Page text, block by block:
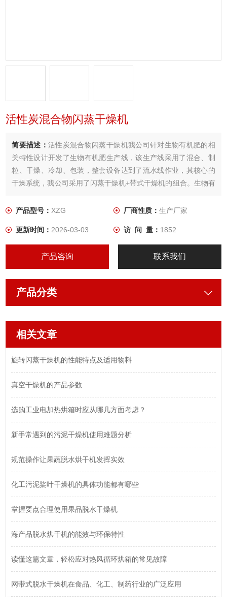
活性炭混合物闪蒸干燥机
简要描述： 活性炭混合物闪蒸干燥机我公司针对生物有机肥的相
关特性设计开发了生物有机肥生产线，该生产线采用了混合、制
粒、干燥、冷却、包装，整套设备达到了流水线作业，其核心的
干燥系统，我公司采用了闪蒸干燥机+带式干燥机的组合。生物有
干燥机内干燥，干燥后由排料口排出，整套系统的废气由旋风除
产品型号：XZG 厂商性质： 生产厂家
更新时间：2026-03-03 访 问 量： 1852
产品咨询 联系我们
产品分类
相关文章
旋转闪蒸干燥机的性能特点及适用物料
真空干燥机的产品参数
选购工业电加热烘箱时应从哪几方面考虑？
新手常遇到的污泥干燥机使用难题分析
规范操作让果蔬脱水烘干机发挥实效
化工污泥桨叶干燥机的具体功能都有哪些
掌握要点合理使用果品脱水干燥机
海产品脱水烘干机的能效与环保特性
读懂这篇文章，轻松应对热风循环烘箱的常见故障
网带式脱水干燥机在食品、化工、制药行业的广泛应用